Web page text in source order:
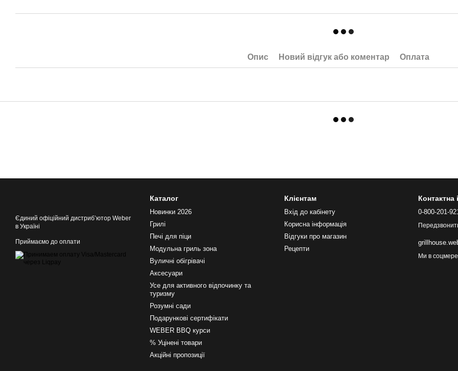
Опис Новий відгук або коментар Оплата
Єдиний офіційний дистрибʼютор Weber
в Україні
Приймаємо до оплати
Каталог
Новинки 2026
Грилі
Печі для піци
Модульна гриль зона
Вуличні обігрівачі
Аксесуари
Усе для активного відпочинку та
туризму
Розумні сади
Подарункові сертифікати
WEBER BBQ курси
% Уцінені товари
Акційні пропозиції
Клієнтам
Вхід до кабінету
Корисна інформація
Відгуки про магазин
Рецепти
Контактна
0-800-201-
Ми в